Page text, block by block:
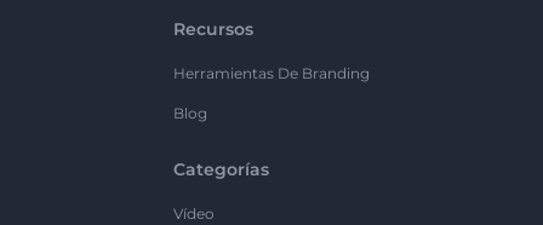
Recursos
Herramientas De Branding
Blog
Categorías
Vídeo